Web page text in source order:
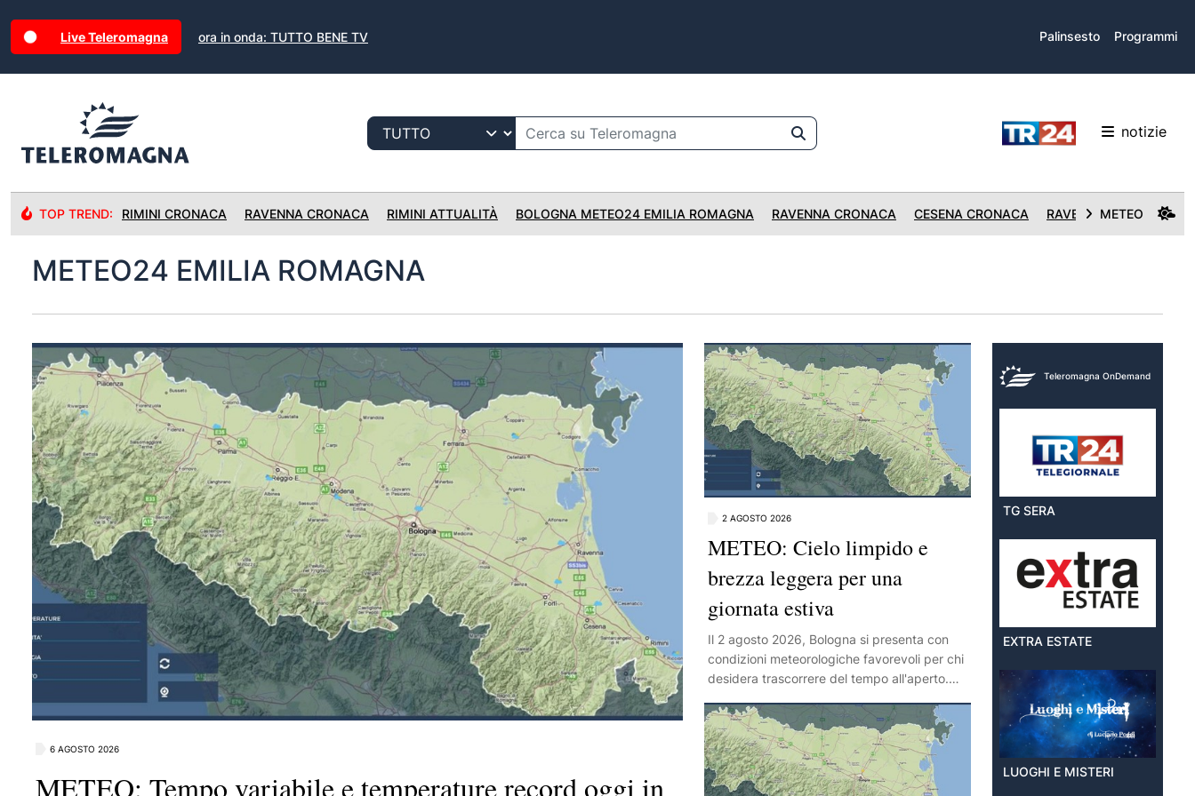
Live Teleromagna ora in onda: TUTTO BENE TV Palinsesto Programmi
notizie
TOP TREND: RIMINI CRONACA RAVENNA CRONACA RIMINI ATTUALITÀ BOLOGNA METEO24 EMILIA ROMAGNA RAVENNA CRONACA CESENA CRONACA RAVENNA CRONACA
METEO
METEO24 EMILIA ROMAGNA
6 AGOSTO 2026
METEO: Tempo variabile e temperature record oggi in
2 AGOSTO 2026
METEO: Cielo limpido e
brezza leggera per una
giornata estiva
Il 2 agosto 2026, Bologna si presenta con
condizioni meteorologiche favorevoli per chi
desidera trascorrere del tempo all'aperto.
cittadini e visitatori, offrendo una giornata di
pieno sole. Questo tempo ideale supporta
attività all'aria aperta, come passeggiate nei
parchi o escursioni nei dintorni della città, e
Teleromagna OnDemand
TG SERA
EXTRA ESTATE
LUOGHI E MISTERI